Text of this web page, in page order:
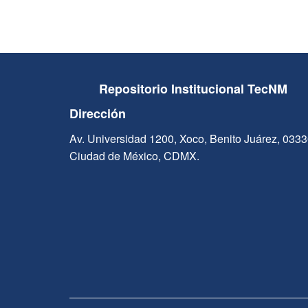
Repositorio Institucional TecNM
Dirección
Av. Universidad 1200, Xoco, Benito Juárez,
Ciudad de México, CDMX.